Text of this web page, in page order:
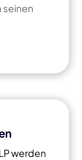
seinen
werden